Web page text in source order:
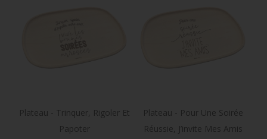
Plateau - Trinquer, Rigoler Et
Papoter
Plateau - Pour Une Soirée
Réussie, J’invite Mes Amis